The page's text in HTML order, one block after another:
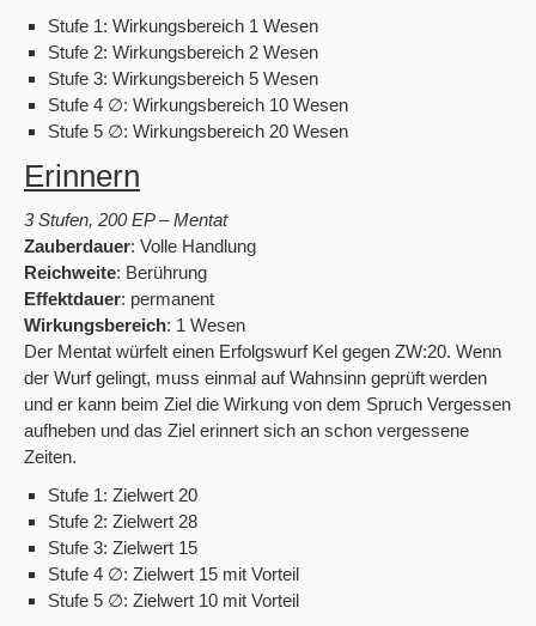
Stufe 1: Wirkungsbereich 1 Wesen
Stufe 2: Wirkungsbereich 2 Wesen
Stufe 3: Wirkungsbereich 5 Wesen
Stufe 4 ∅: Wirkungsbereich 10 Wesen
Stufe 5 ∅: Wirkungsbereich 20 Wesen
Erinnern
3 Stufen, 200 EP – Mentat
Zauberdauer: Volle Handlung
Reichweite: Berührung
Effektdauer: permanent
Wirkungsbereich: 1 Wesen
Der Mentat würfelt einen Erfolgswurf Kel gegen ZW:20. Wenn
der Wurf gelingt, muss einmal auf Wahnsinn geprüft werden
und er kann beim Ziel die Wirkung von dem Spruch Vergessen
aufheben und das Ziel erinnert sich an schon vergessene
Zeiten.
Stufe 1: Zielwert 20
Stufe 2: Zielwert 28
Stufe 3: Zielwert 15
Stufe 4 ∅: Zielwert 15 mit Vorteil
Stufe 5 ∅: Zielwert 10 mit Vorteil